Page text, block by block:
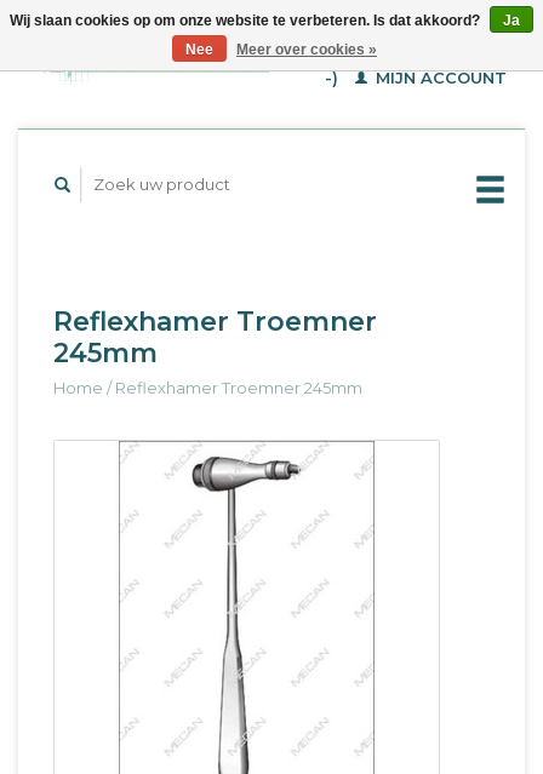
WINKELWAGEN (€--,-
-)
MIJN ACCOUNT
Reflexhamer Troemner
245mm
Home /Reflexhamer Troemner 245mm
Wij slaan cookies op om onze website te verbeteren. Is dat akkoord?
Ja
Nee
Meer over cookies »